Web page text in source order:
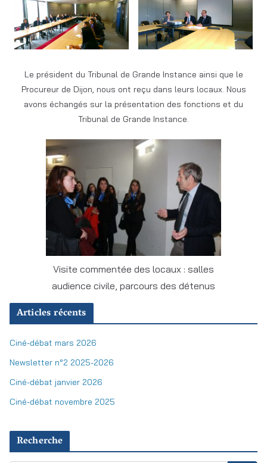
Le président du Tribunal de Grande Instance ainsi que le
Procureur de Dijon, nous ont reçu dans leurs locaux. Nous
avons échangés sur la présentation des fonctions et du
Tribunal de Grande Instance.
Visite commentée des locaux : salles
audience civile, parcours des détenus
Articles récents
Ciné-débat mars 2026
Newsletter n°2 2025-2026
Ciné-débat janvier 2026
Ciné-débat novembre 2025
Recherche